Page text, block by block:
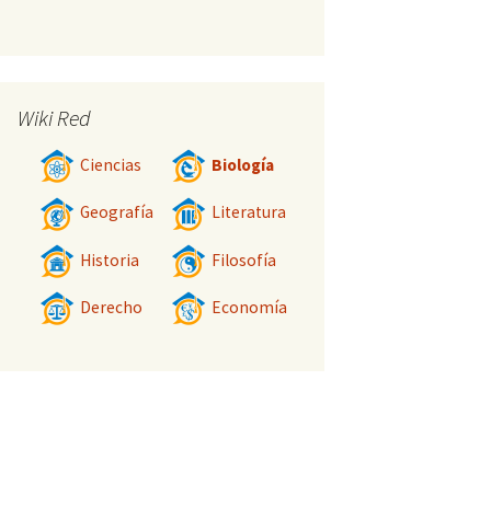
Wiki Red
Ciencias Biología
Geografía Literatura
Historia Filosofía
Derecho Economía